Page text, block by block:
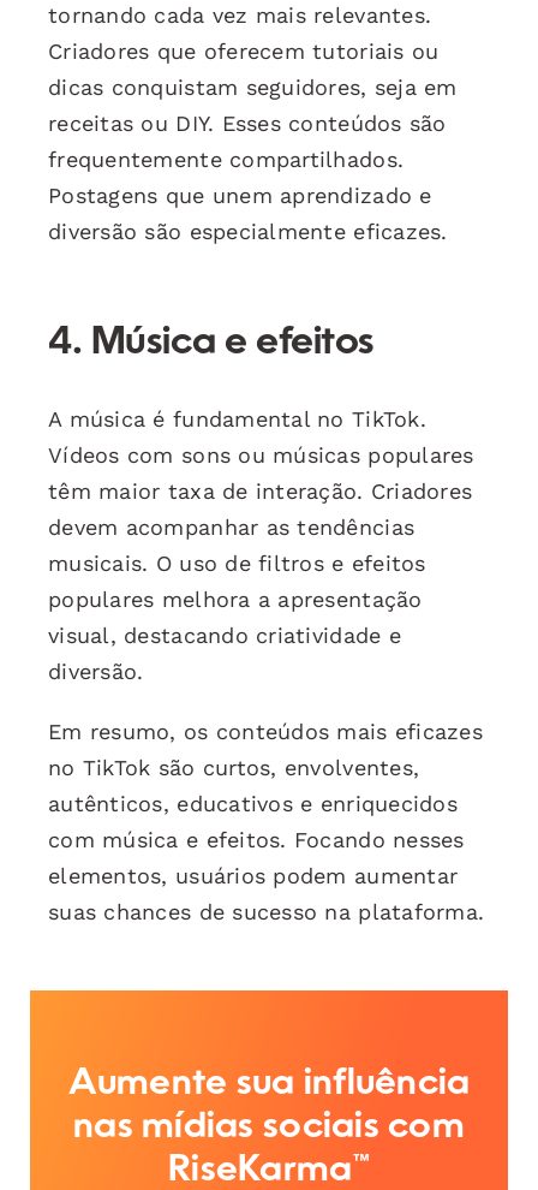
tornando cada vez mais relevantes.
Criadores que oferecem tutoriais ou
dicas conquistam seguidores, seja em
receitas ou DIY. Esses conteúdos são
frequentemente compartilhados.
Postagens que unem aprendizado e
diversão são especialmente eficazes.
4. Música e efeitos
A música é fundamental no TikTok.
Vídeos com sons ou músicas populares
têm maior taxa de interação. Criadores
devem acompanhar as tendências
musicais. O uso de filtros e efeitos
populares melhora a apresentação
visual, destacando criatividade e
diversão.
Em resumo, os conteúdos mais eficazes
no TikTok são curtos, envolventes,
autênticos, educativos e enriquecidos
com música e efeitos. Focando nesses
elementos, usuários podem aumentar
suas chances de sucesso na plataforma.
Aumente sua influência
nas mídias sociais com
RiseKarma™